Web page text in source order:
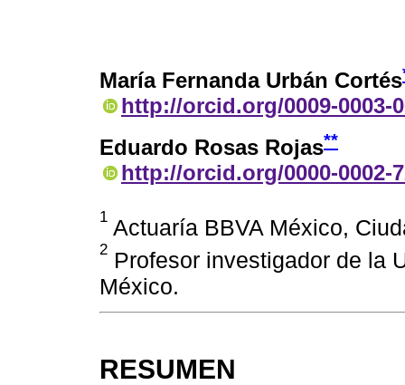
María Fernanda Urbán Cortés
http://orcid.org/0009-0003-
Eduardo Rosas Rojas**
http://orcid.org/0000-0002-
1 Actuaría BBVA México,
2 Profesor investigador de la
México.
RESUMEN